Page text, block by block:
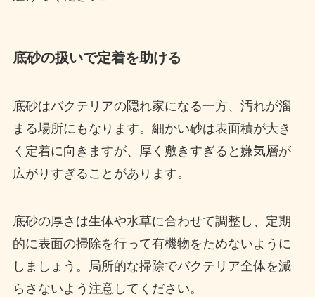
底砂の扱いで定着を助ける
底砂はバクテリアの隠れ家になる一方、汚れが溜
まる場所にもなります。細かい砂は表面積が大き
く定着に向きますが、厚く敷きすぎると嫌気層が
広がりすぎることがあります。
底砂の厚さは生体や水草に合わせて調整し、定期
的に表面の掃除を行って有機物をためないように
しましょう。局所的な掃除でバクテリア全体を減
らさないよう注意してください。